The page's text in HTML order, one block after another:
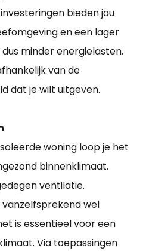
bieden jou
en een lager
minder energielasten.
van de
dat je wilt uitgeven.
woning loop je het
binnenklimaat.
ventilatie.
wel
is essentieel voor een
Via toepassingen